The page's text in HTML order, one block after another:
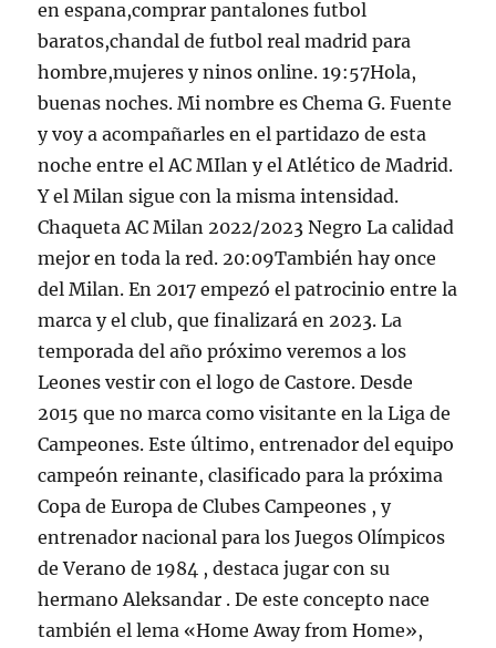
en espana,comprar pantalones futbol
baratos,chandal de futbol real madrid para
hombre,mujeres y ninos online. 19:57Hola,
buenas noches. Mi nombre es Chema G. Fuente
y voy a acompañarles en el partidazo de esta
noche entre el AC MIlan y el Atlético de Madrid.
Y el Milan sigue con la misma intensidad.
Chaqueta AC Milan 2022/2023 Negro La calidad
mejor en toda la red. 20:09También hay once
del Milan. En 2017 empezó el patrocinio entre la
marca y el club, que finalizará en 2023. La
temporada del año próximo veremos a los
Leones vestir con el logo de Castore. Desde
2015 que no marca como visitante en la Liga de
Campeones. Este último, entrenador del equipo
campeón reinante, clasificado para la próxima
Copa de Europa de Clubes Campeones , y
entrenador nacional para los Juegos Olímpicos
de Verano de 1984 , destaca jugar con su
hermano Aleksandar . De este concepto nace
también el lema «Home Away from Home»,